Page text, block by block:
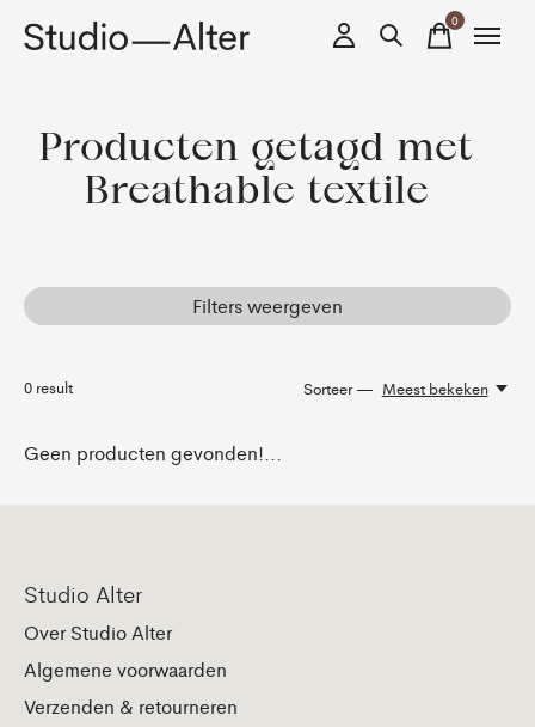
0items
Producten getagd met
Breathable textile
Filters weergeven
0 result Sorteer — Meest bekeken
Geen producten gevonden!...
Studio Alter
Over Studio Alter
Algemene voorwaarden
Verzenden & retourneren